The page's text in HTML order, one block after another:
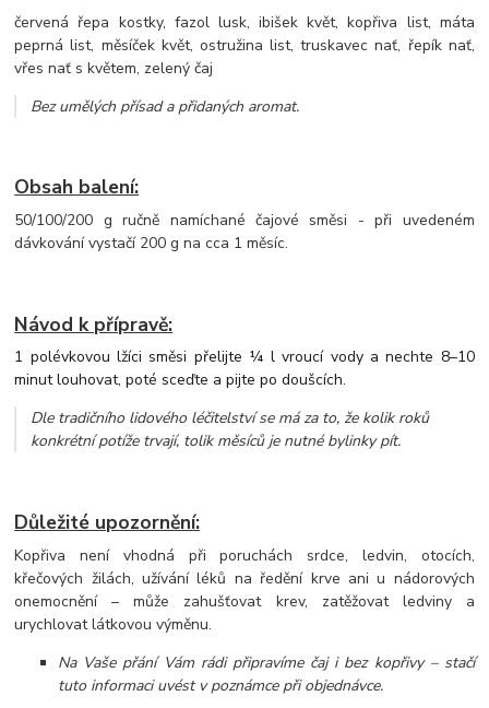
červená řepa kostky, fazol lusk, ibišek květ, kopřiva list, máta
peprná list, měsíček květ, ostružina list, truskavec nať, řepík nať,
vřes nať s květem, zelený čaj
Bez umělých přísad a přidaných aromat.
Obsah balení:
50/100/200 g ručně namíchané čajové směsi - při uvedeném
dávkování vystačí 200 g na cca 1 měsíc.
Návod k přípravě:
1 polévkovou lžíci směsi přelijte ¼ l vroucí vody a nechte 8–10
minut louhovat, poté sceďte a pijte po doušcích.
Dle tradičního lidového léčitelství se má za to, že kolik roků
konkrétní potíže trvají, tolik měsíců je nutné bylinky pít.
Důležité upozornění:
Kopřiva není vhodná při poruchách srdce, ledvin, otocích,
křečových žilách, užívání léků na ředění krve ani u nádorových
onemocnění – může zahušťovat krev, zatěžovat ledviny a
urychlovat látkovou výměnu.
Na Vaše přání Vám rádi připravíme čaj i bez kopřivy – stačí
tuto informaci uvést v poznámce při objednávce.